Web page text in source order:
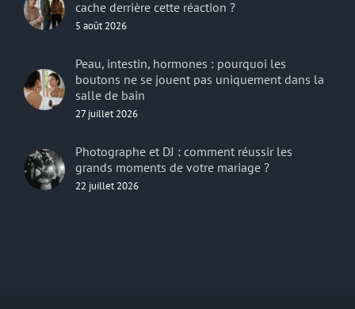
cache derrière cette réaction ?
5 août 2026
Peau, intestin, hormones : pourquoi les
boutons ne se jouent pas uniquement dans la
salle de bain
27 juillet 2026
Photographe et DJ : comment réussir les
grands moments de votre mariage ?
22 juillet 2026